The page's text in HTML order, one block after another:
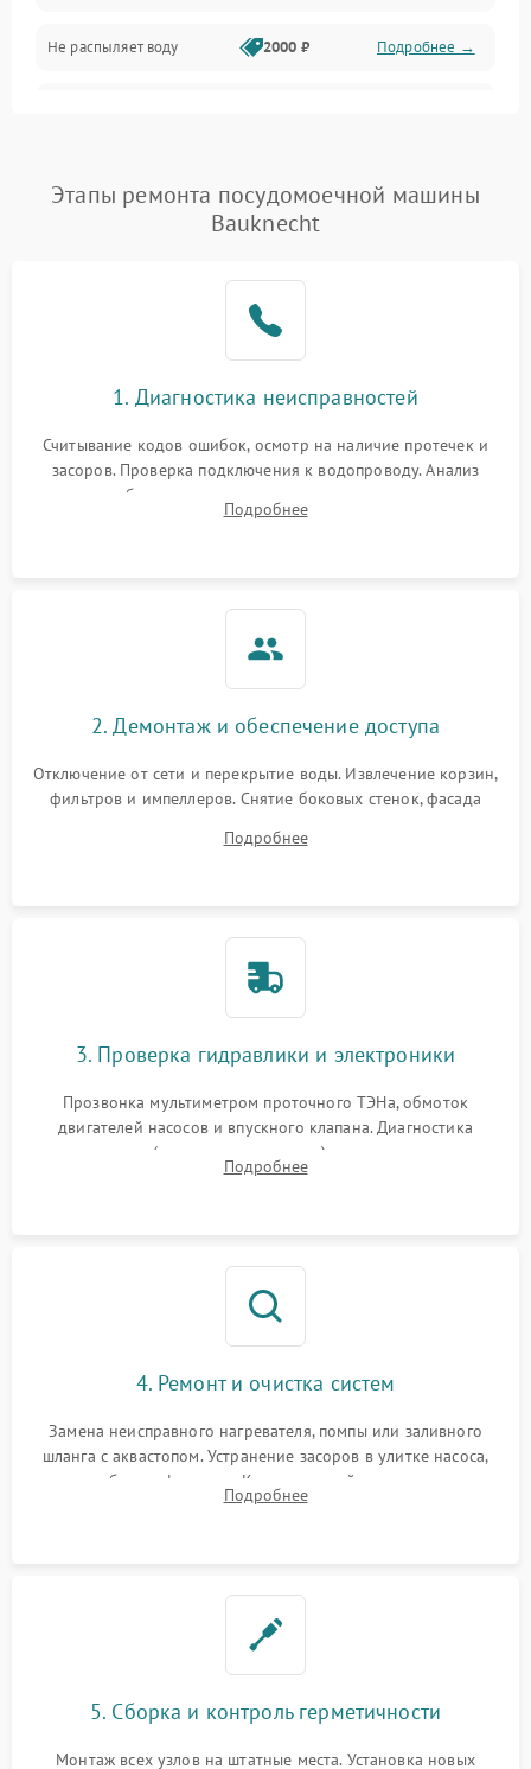
Программное обеспечение
Не распыляет воду 2000 ₽ Подробнее →
Проблемы с набором
воды
1800 ₽ Подробнее →
1700 ₽
циркуляционным насосом
2100 ₽ Подробнее →
Этапы ремонта посудомоечной машины
Bauknecht
1. Диагностика неисправностей
Считывание кодов ошибок, осмотр на наличие протечек и
засоров. Проверка подключения к водопроводу. Анализ
жалоб на отсутствие слива, нагрева, вращения
разбрызгивателей или срабатывание системы защиты
Подробнее
2. Демонтаж и обеспечение доступа
Отключение от сети и перекрытие воды. Извлечение корзин,
фильтров и импеллеров. Снятие боковых стенок, фасада
циркуляционному насосу, ТЭНу и сливной помпе.
Подробнее
3. Проверка гидравлики и электроники
Прозвонка мультиметром проточного ТЭНа, обмоток
двигателей насосов и впускного клапана. Диагностика
прессостата (датчика уровня воды), датчика мутности,
концевика дверцы и электронного модуля управления.
Подробнее
4. Ремонт и очистка систем
Замена неисправного нагревателя, помпы или заливного
шланга с аквастопом. Устранение засоров в улитке насоса,
патрубках и фильтрах. Компонентный ремонт платы
управления, восстановление поврежденной проводки.
Подробнее
5. Сборка и контроль герметичности
Монтаж всех узлов на штатные места. Установка новых